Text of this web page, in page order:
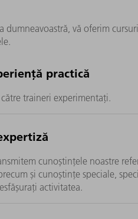
vă oferim
practică
traineri experimentați.
cunoștințele noastre
și cunoștințe speciale,
activitatea.